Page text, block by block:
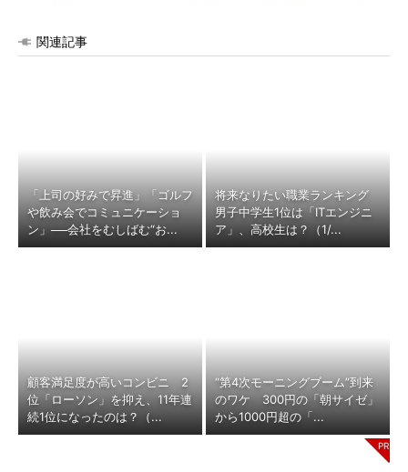
関連記事
「上司の好みで昇進」「ゴルフ
や飲み会でコミュニケーショ
ン」──会社をむしばむ“お...
将来なりたい職業ランキング
男子中学生1位は「ITエンジニ
ア」、高校生は？（1/...
顧客満足度が高いコンビニ 2
位「ローソン」を抑え、11年連
続1位になったのは？（...
“第4次モーニングブーム”到来
のワケ 300円の「朝サイゼ」
から1000円超の「...